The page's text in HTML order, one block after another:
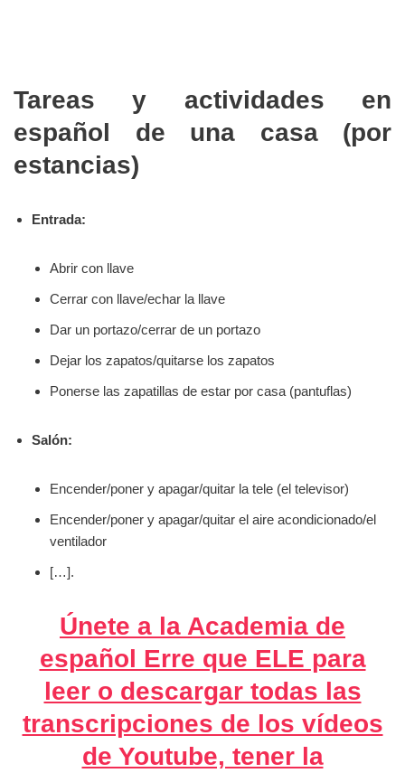
Tareas y actividades en
español de una casa (por
estancias)
Entrada:
Abrir con llave
Cerrar con llave/echar la llave
Dar un portazo/cerrar de un portazo
Dejar los zapatos/quitarse los zapatos
Ponerse las zapatillas de estar por casa (pantuflas)
Salón:
Encender/poner y apagar/quitar la tele (el televisor)
Encender/poner y apagar/quitar el aire acondicionado/el
ventilador
[…].
Únete a la Academia de
español Erre que ELE para
leer o descargar todas las
transcripciones de los vídeos
de Youtube, tener la